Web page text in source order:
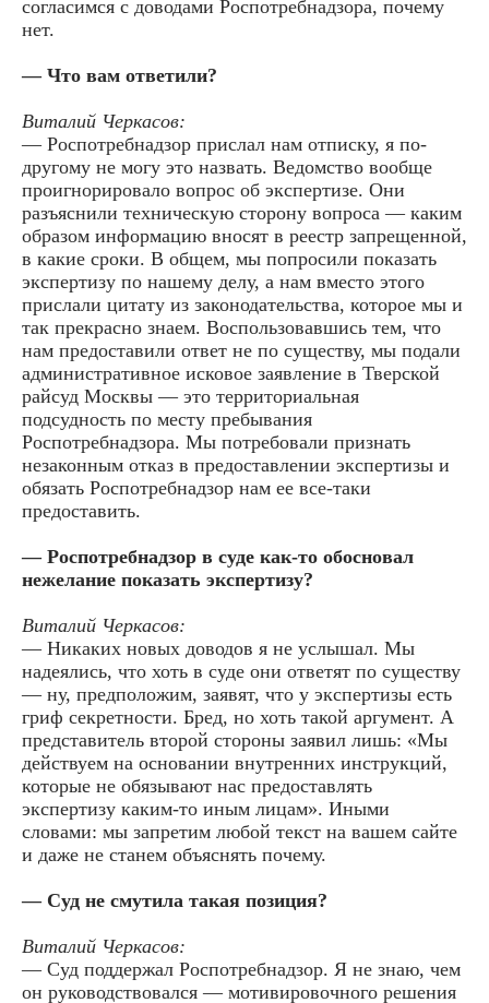
согласимся с доводами Роспотребнадзора, почему
нет.
— Что вам ответили?
Виталий Черкасов:
— Роспотребнадзор прислал нам отписку, я по-
другому не могу это назвать. Ведомство вообще
проигнорировало вопрос об экспертизе. Они
разъяснили техническую сторону вопроса — каким
образом информацию вносят в реестр запрещенной,
в какие сроки. В общем, мы попросили показать
экспертизу по нашему делу, а нам вместо этого
прислали цитату из законодательства, которое мы и
так прекрасно знаем. Воспользовавшись тем, что
нам предоставили ответ не по существу, мы подали
административное исковое заявление в Тверской
райсуд Москвы — это территориальная
подсудность по месту пребывания
Роспотребнадзора. Мы потребовали признать
незаконным отказ в предоставлении экспертизы и
обязать Роспотребнадзор нам ее все-таки
предоставить.
— Роспотребнадзор в суде как-то обосновал
нежелание показать экспертизу?
Виталий Черкасов:
— Никаких новых доводов я не услышал. Мы
надеялись, что хоть в суде они ответят по существу
— ну, предположим, заявят, что у экспертизы есть
гриф секретности. Бред, но хоть такой аргумент. А
представитель второй стороны заявил лишь: «Мы
действуем на основании внутренних инструкций,
которые не обязывают нас предоставлять
экспертизу каким-то иным лицам». Иными
словами: мы запретим любой текст на вашем сайте
и даже не станем объяснять почему.
— Суд не смутила такая позиция?
Виталий Черкасов:
— Суд поддержал Роспотребнадзор. Я не знаю, чем
он руководствовался — мотивировочного решения